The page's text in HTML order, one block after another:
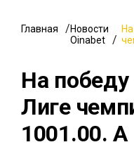
Главная
Новости
Oinabet
На победу
Лиге
1001.00. А